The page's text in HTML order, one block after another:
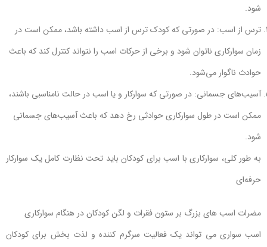
شود.
ترس از اسب: در صورتی که کودک ترس از اسب داشته باشد، ممکن است در
زمان سوارکاری ناتوان شود و برخی از حرکات اسب را نتواند کنترل کند که باعث
حوادث ناگوار می‌شود.
آسیب‌های جسمانی: در صورتی که سوارکار و یا اسب در حالت نامناسبی باشند،
ممکن است در طول سوارکاری حوادثی رخ دهد که باعث آسیب‌های جسمانی
شود.
به طور کلی، سوارکاری با اسب برای کودکان باید تحت نظارت کامل یک سوارکار
حرفه‌ای
مضرات اسب های بزرگ بر ستون فقرات و لگن کودکان در هنگام سوارکاری
اسب سواری می تواند یک فعالیت سرگرم کننده و لذت بخش برای کودکان